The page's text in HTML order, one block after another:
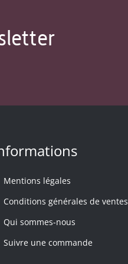
Mentions légales
Conditions générales de ventes
Qui sommes-nous
Suivre une commande